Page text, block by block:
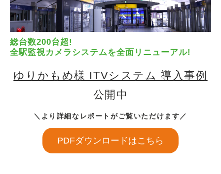
総台数200台超!
全駅監視カメラシステムを全面リニューアル!
ゆりかもめ様 ITVシステム 導入事例
公開中
＼より詳細なレポートがご覧いただけます／
PDFダウンロードはこちら